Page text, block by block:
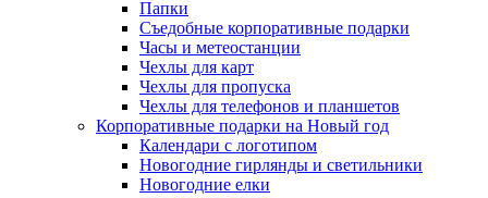
Папки
Съедобные корпоративные подарки
Часы и метеостанции
Чехлы для карт
Чехлы для пропуска
Чехлы для телефонов и планшетов
Корпоративные подарки на Новый год
Календари с логотипом
Новогодние гирлянды и светильники
Новогодние елки